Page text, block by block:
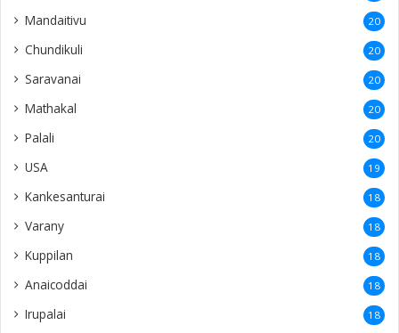
Mandaitivu 20
Chundikuli 20
Saravanai 20
Mathakal 20
Palali 20
USA 19
Kankesanturai 18
Varany 18
Kuppilan 18
Anaicoddai 18
Irupalai 18